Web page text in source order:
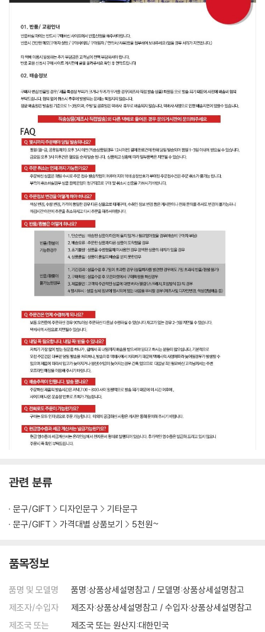
관련 분류
문구/GIFT 디자인문구
기타문구
문구/GIFT
가격대별 상품보기 5천원~
품목정보
품명 및 모델명
품명:상품상세설명참고 / 모델명:상품상세설명참고
제조자/수입자
제조자:상품상세설명참고 / 수입자:상품상세설명참고
제조국 또는
제조국 또는 원산지:대한민국